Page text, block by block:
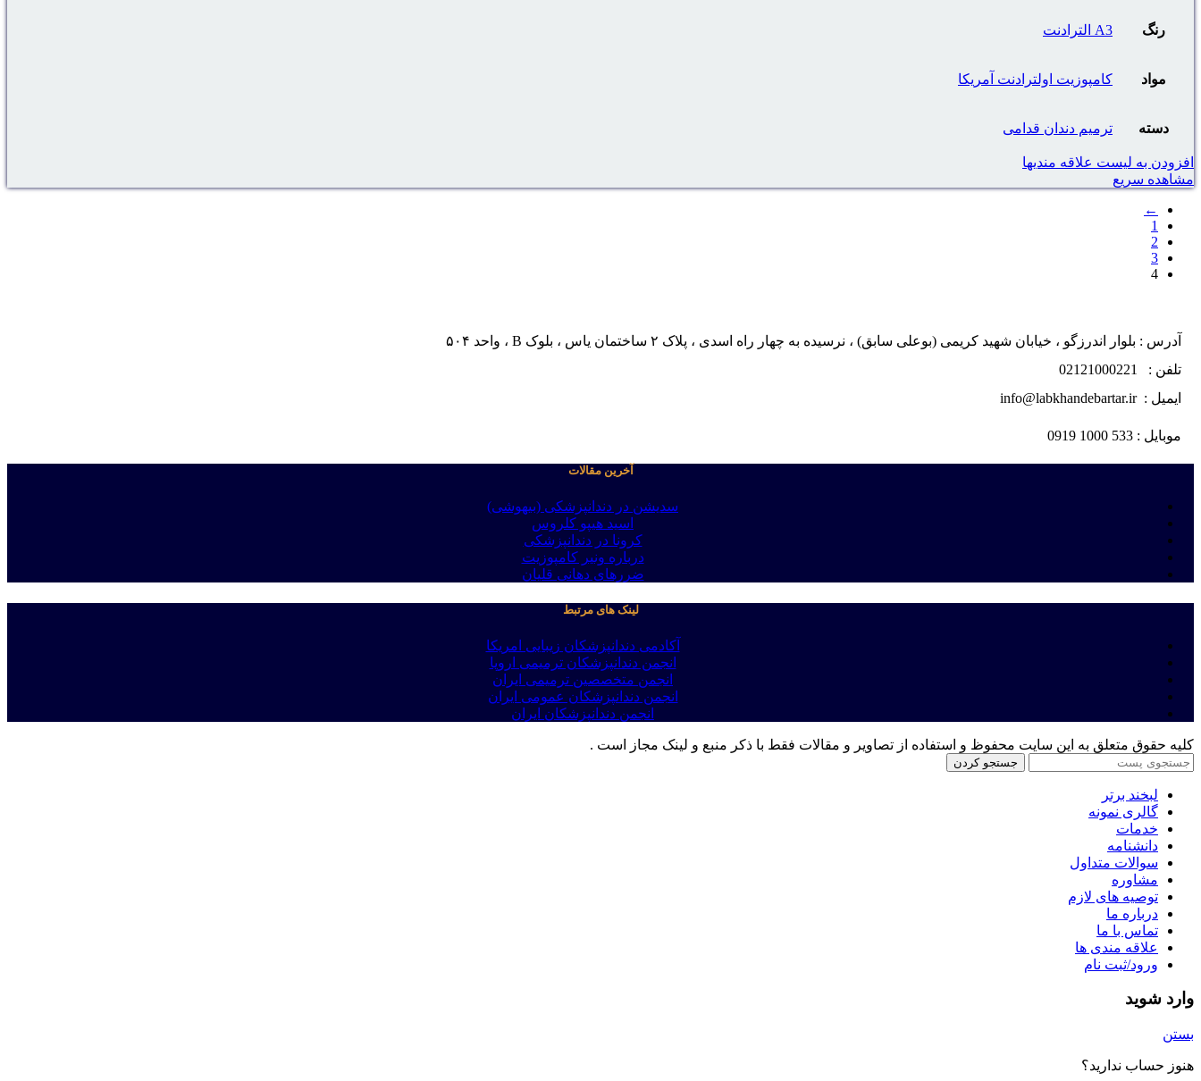
رنگ A3 الترادنت
مواد کامپوزیت اولترادنت آمریکا
دسته ترمیم دندان قدامی
افزودن به لیست علاقه مندیها
مشاهده سریع
←
1
2
3
4
آدرس : بلوار اندرزگو ، خیابان شهید کریمی (بوعلی سابق) ، نرسیده به چهار راه اسدی ، پلاک ۲ ساختمان یاس ، بلوک B ، واحد ۵۰۴
تلفن : 02121000221
ایمیل : info@labkhandebartar.ir
موبایل : 533 1000 0919
آخرین مقالات
سدیشن در دندانپزشکی (بیهوشی)
اسید هیپو کلروس
کرونا در دندانپزشکی
درباره ونیر کامپوزیت
ضررهای دهانی قلیان
لینک های مرتبط
آکادمی دندانپزشکان زیبایی امریکا
انجمن دندانپزشکان ترمیمی اروپا
انجمن متخصصین ترمیمی ایران
انجمن دندانپزشکان عمومی ایران
انجمن دندانپزشکان ایران
کلیه حقوق متعلق به این سایت محفوظ و استفاده از تصاویر و مقالات فقط با ذکر منبع و لینک مجاز است .
جستجو کردن
لبخند برتر
گالری نمونه
خدمات
دانشنامه
سوالات متداول
مشاوره
توصیه های لازم
درباره ما
تماس با ما
علاقه مندی ها
ورود/ثبت نام
وارد شوید
بستن
هنوز حساب ندارید؟